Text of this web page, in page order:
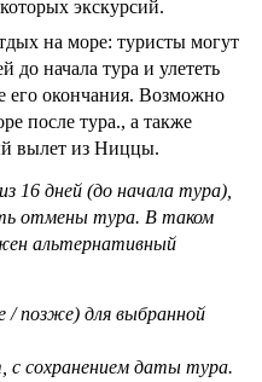
экскурсий.
на море: туристы могут
до начала тура и улететь
его окончания. Возможно
после тура., а также
вылет из Ниццы.
16 дней (до начала тура),
отмены тура. В таком
альтернативный
позже) для выбранной
с сохранением даты тура.